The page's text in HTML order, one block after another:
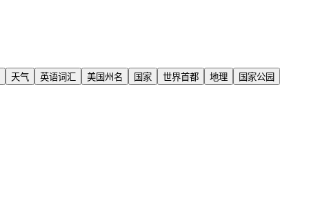
天气 英语词汇 美国州名 国家 世界首都 地理
国家公园